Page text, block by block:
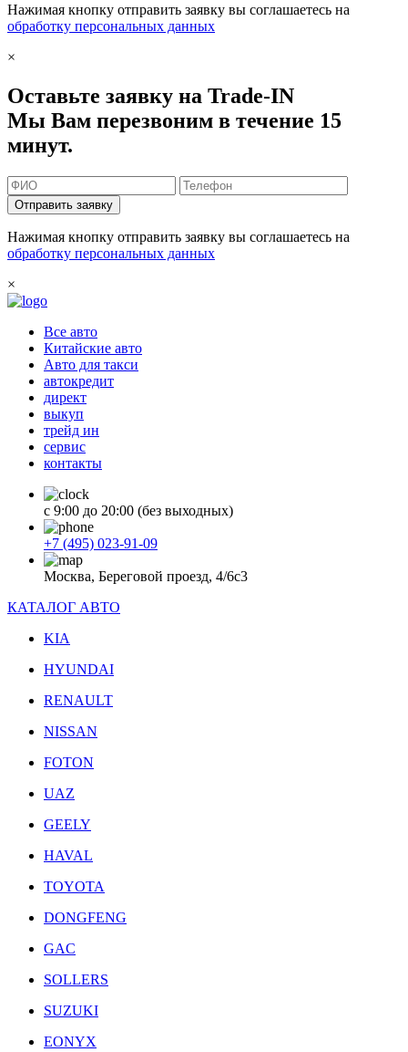
Нажимая кнопку отправить заявку вы соглашаетесь на
обработку персональных данных
×
Оставьте заявку на Trade-IN
Мы Вам перезвоним в течение 15
минут.
Отправить заявку
Нажимая кнопку отправить заявку вы соглашаетесь на
обработку персональных данных
×
Все авто
Китайские авто
Авто для такси
автокредит
директ
выкуп
трейд ин
сервис
контакты
с 9:00 до 20:00 (без выходных)
+7 (495) 023-91-09
Москва, Береговой проезд, 4/6с3
КАТАЛОГ АВТО
KIA
HYUNDAI
RENAULT
NISSAN
FOTON
UAZ
GEELY
HAVAL
TOYOTA
DONGFENG
GAC
SOLLERS
SUZUKI
EONYX